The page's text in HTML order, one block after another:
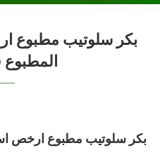
بكر سلوتيب مطبوع
بكر سلوتيب مطبوع ارخص